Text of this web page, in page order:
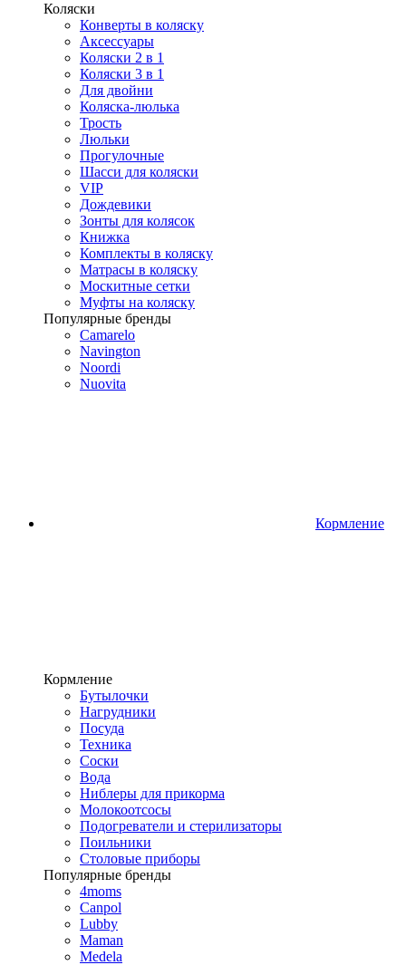
Коляски
Конверты в коляску
Аксессуары
Коляски 2 в 1
Коляски 3 в 1
Для двойни
Коляска-люлька
Трость
Люльки
Прогулочные
Шасси для коляски
VIP
Дождевики
Зонты для колясок
Книжка
Комплекты в коляску
Матрасы в коляску
Москитные сетки
Муфты на коляску
Популярные бренды
Camarelo
Navington
Noordi
Nuovita
Кормление
Кормление
Бутылочки
Нагрудники
Посуда
Техника
Соски
Вода
Ниблеры для прикорма
Молокоотсосы
Подогреватели и стерилизаторы
Поильники
Столовые приборы
Популярные бренды
4moms
Canpol
Lubby
Maman
Medela